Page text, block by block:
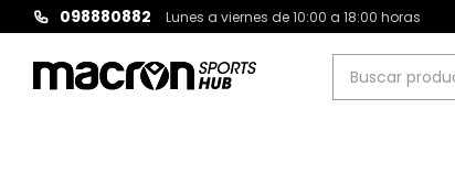
098880882 Lunes a viernes de 10:00 a 18:00 horas